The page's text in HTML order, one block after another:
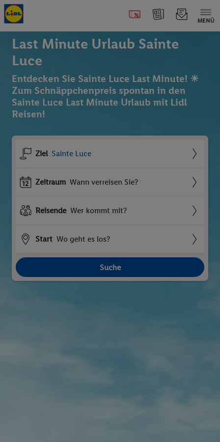
MENÜ
Last Minute Urlaub Sainte
Luce
Entdecken Sie Sainte Luce Last Minute! ☀
Zum Schnäppchenpreis spontan in den
Sainte Luce Last Minute Urlaub mit Lidl
Reisen!
Ziel Sainte Luce
Zeitraum Wann verreisen Sie?
Reisende Wer kommt mit?
Start Wo geht es los?
Suche